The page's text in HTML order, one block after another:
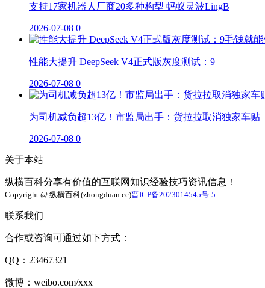
支持17家机器人厂商20多种构型 蚂蚁灵波LingB
2026-07-08 0
性能大提升 DeepSeek V4正式版灰度测试：9
2026-07-08 0
为司机减负超13亿！市监局出手：货拉拉取消独家车贴
2026-07-08 0
关于本站
纵横百科分享有价值的互联网知识经验技巧资讯信息！
Copyright @ 纵横百科(zhongduan.cc)晋ICP备2023014545号-5
联系我们
合作或咨询可通过如下方式：
QQ：23467321
微博：weibo.com/xxx